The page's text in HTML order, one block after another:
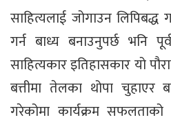
साहित्यलाई जोगाउन लिपिबद्ध
गर्न बाध्य बनाउनुपर्छ भनि
साहित्यकार इतिहासकार यो
बत्तीमा तेलका थोपा चुहाएर
गरेकोमा कार्यक्रम